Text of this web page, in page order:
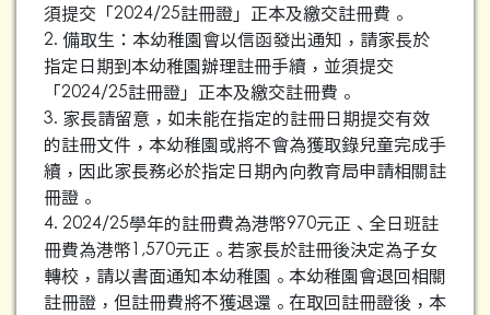
須提交「2024/25註冊證」正本及繳交註冊費。
2. 備取生：本幼稚園會以信函發出通知，請家長於
指定日期到本幼稚園辦理註冊手續，並須提交
「2024/25註冊證」正本及繳交註冊費。
3. 家長請留意，如未能在指定的註冊日期提交有效
的註冊文件，本幼稚園或將不會為獲取錄兒童完成手
續，因此家長務必於指定日期內向教育局申請相關註
冊證。
4. 2024/25學年的註冊費為港幣970元正、全日班註
冊費為港幣1,570元正。若家長於註冊後決定為子女
轉校，請以書面通知本幼稚園。本幼稚園會退回相關
註冊證，但註冊費將不獲退還。在取回註冊證後，本